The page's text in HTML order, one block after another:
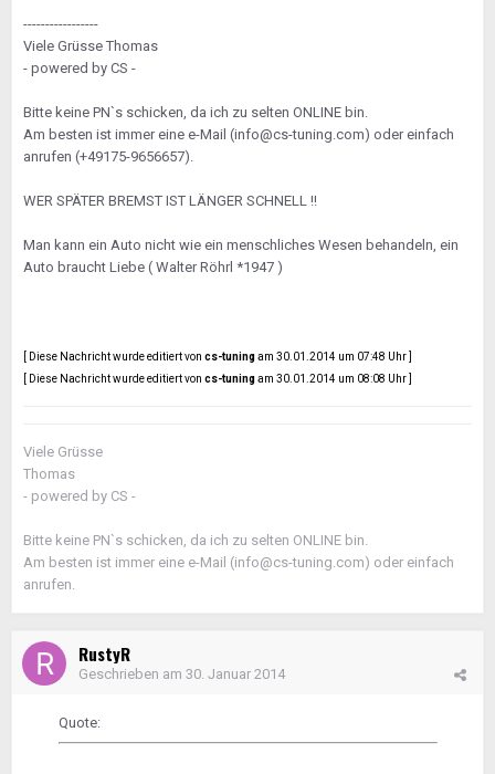
-----------------
Viele Grüsse Thomas
- powered by CS -
Bitte keine PN`s schicken, da ich zu selten ONLINE bin.
Am besten ist immer eine e-Mail (info@cs-tuning.com) oder einfach
anrufen (+49175-9656657).
WER SPÄTER BREMST IST LÄNGER SCHNELL !!
Man kann ein Auto nicht wie ein menschliches Wesen behandeln, ein
Auto braucht Liebe ( Walter Röhrl *1947 )
[ Diese Nachricht wurde editiert von cs-tuningam 30.01.2014 um 07:48 Uhr ]
[ Diese Nachricht wurde editiert von cs-tuningam 30.01.2014 um 08:08 Uhr ]
Viele Grüsse
Thomas
- powered by CS -
Bitte keine PN`s schicken, da ich zu selten ONLINE bin.
Am besten ist immer eine e-Mail (info@cs-tuning.com) oder einfach
anrufen.
RustyR
Geschrieben am 30. Januar 2014
Quote: